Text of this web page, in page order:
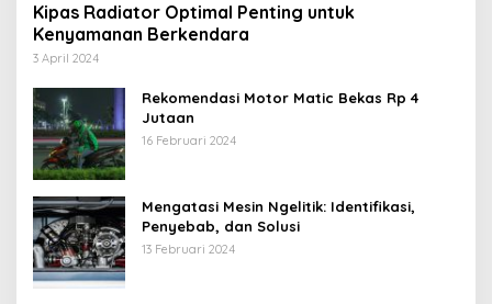
Kipas Radiator Optimal Penting untuk
Kenyamanan Berkendara
3 April 2024
Rekomendasi Motor Matic Bekas Rp 4
Jutaan
16 Februari 2024
Mengatasi Mesin Ngelitik: Identifikasi,
Penyebab, dan Solusi
13 Februari 2024